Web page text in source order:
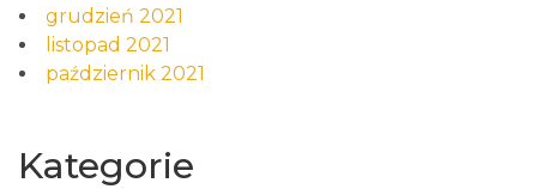
grudzień 2021
listopad 2021
październik 2021
Kategorie